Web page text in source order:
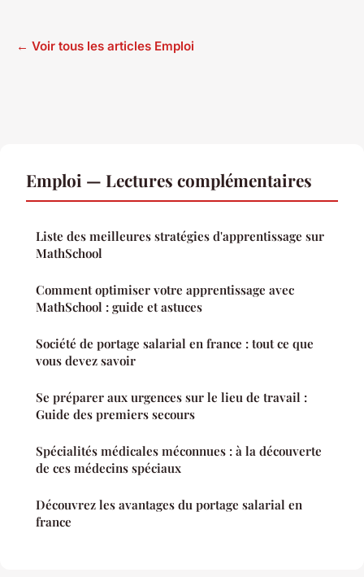
← Voir tous les articles Emploi
Emploi — Lectures complémentaires
Liste des meilleures stratégies d'apprentissage sur
MathSchool
Comment optimiser votre apprentissage avec
MathSchool : guide et astuces
Société de portage salarial en france : tout ce que
vous devez savoir
Se préparer aux urgences sur le lieu de travail :
Guide des premiers secours
Spécialités médicales méconnues : à la découverte
de ces médecins spéciaux
Découvrez les avantages du portage salarial en
france